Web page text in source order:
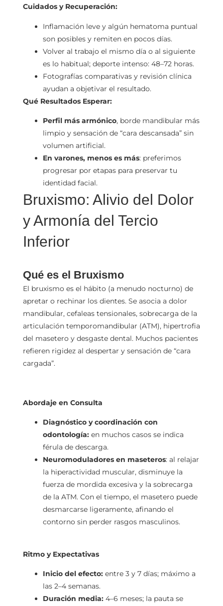
Cuidados y Recuperación:
Inflamación leve y algún hematoma puntual
son posibles y remiten en pocos días.
Volver al trabajo el mismo día o al siguiente
es lo habitual; deporte intenso: 48–72 horas.
Fotografías comparativas y revisión clínica
ayudan a objetivar el resultado.
Qué Resultados Esperar:
Perfil más armónico, borde mandibular más
limpio y sensación de “cara descansada” sin
volumen artificial.
En varones, menos es más: preferimos
progresar por etapas para preservar tu
identidad facial.
Bruxismo: Alivio del Dolor
y Armonía del Tercio
Inferior
Qué es el Bruxismo
El bruxismo es el hábito (a menudo nocturno) de
apretar o rechinar los dientes. Se asocia a dolor
mandibular, cefaleas tensionales, sobrecarga de la
articulación temporomandibular (ATM), hipertrofia
del masetero y desgaste dental. Muchos pacientes
refieren rigidez al despertar y sensación de “cara
cargada”.
Abordaje en Consulta
Diagnóstico y coordinación con
odontología:en muchos casos se indica
férula de descarga.
Neuromoduladores en maseteros: al relajar
la hiperactividad muscular, disminuye la
fuerza de mordida excesiva y la sobrecarga
de la ATM. Con el tiempo, el masetero puede
desmarcarse ligeramente, afinando el
contorno sin perder rasgos masculinos.
Ritmo y Expectativas
Inicio del efecto:entre 3 y 7 días; máximo a
las 2–4 semanas.
Duración media:4–6 meses; la pauta se